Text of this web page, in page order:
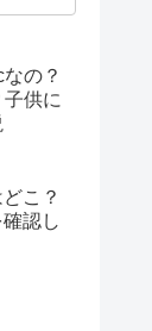
の？
供に
こ？
認し